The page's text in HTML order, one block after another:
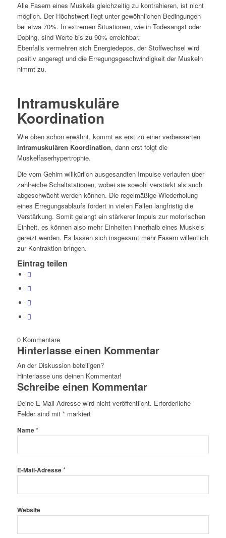
Alle Fasern eines Muskels gleichzeitig zu kontrahieren, ist nicht
möglich. Der Höchstwert liegt unter gewöhnlichen Bedingungen
bei etwa 70%. In extremen Situationen, wie in Todesangst oder
Doping, sind Werte bis zu 90% erreichbar.
Ebenfalls vermehren sich Energiedepos, der Stoffwechsel wird
positiv angeregt und die Erregungsgeschwindigkeit der Muskeln
nimmt zu.
Intramuskuläre
Koordination
Wie oben schon erwähnt, kommt es erst zu einer verbesserten
intramuskulären Koordination, dann erst folgt die
Muskelfaserhypertrophie.
Die vom Gehirn willkürlich ausgesandten Impulse verlaufen über
zahlreiche Schaltstationen, wobei sie sowohl verstärkt als auch
abgeschwächt werden können. Die regelmäßige Wiederholung
eines Erregungsablaufs fördert in vielen Fällen langfristig die
Verstärkung. Somit gelangt ein stärkerer Impuls zur motorischen
Einheit, es können also mehr Einheiten innerhalb eines Muskels
gereizt werden. Es lassen sich insgesamt mehr Fasern willentlich
zur Kontraktion bringen.
Eintrag teilen
0 Kommentare
Hinterlasse einen Kommentar
An der Diskussion beteiligen?
Hinterlasse uns deinen Kommentar!
Schreibe einen Kommentar
Deine E-Mail-Adresse wird nicht veröffentlicht. Erforderliche
Felder sind mit *markiert
Name*
E-Mail-Adresse*
Website